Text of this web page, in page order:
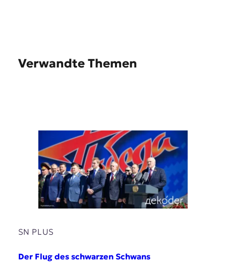
Verwandte Themen
SN PLUS
Der Flug des schwarzen Schwans